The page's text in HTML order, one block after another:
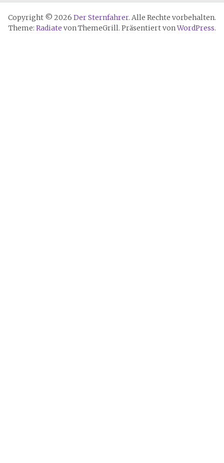
Copyright © 2026 Der Sternfahrer. Alle Rechte vorbehalten.
Theme: Radiate von ThemeGrill. Präsentiert vonWordPress.